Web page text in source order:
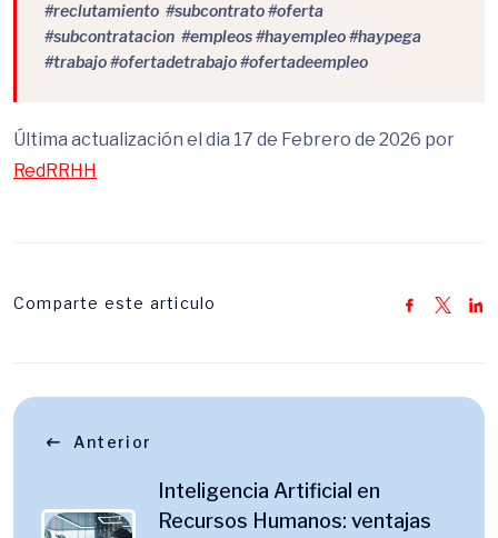
#reclutamiento #subcontrato #oferta
#subcontratacion #empleos #hayempleo #haypega
#trabajo #ofertadetrabajo #ofertadeempleo
Última actualización el dia 17 de Febrero de 2026 por
RedRRHH
Comparte este articulo
Anterior
Inteligencia Artificial en
Recursos Humanos: ventajas